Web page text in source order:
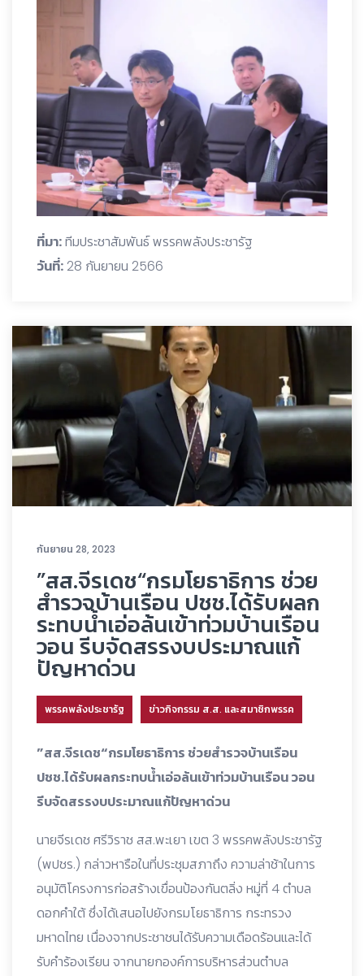
ที่มา:ทีมประชาสัมพันธ์ พรรคพลังประชารัฐ
วันที่: 28 กันยายน 2566
กันยายน 28, 2023
”สส.จีรเดช“กรมโยธาธิการ ช่วย
สำรวจบ้านเรือน ปชช.ได้รับผลก
ระทบน้ำเอ่อล้นเข้าท่วมบ้านเรือน
วอน รีบจัดสรรงบประมาณแก้
ปัญหาด่วน
พรรคพลังประชารัฐ ข่าวกิจกรรม ส.ส. และสมาชิกพรรค
”สส.จีรเดช“กรมโยธาธิการ ช่วยสำรวจบ้านเรือน
ปชช.ได้รับผลกระทบน้ำเอ่อล้นเข้าท่วมบ้านเรือน วอน
รีบจัดสรรงบประมาณแก้ปัญหาด่วน
นายจีรเดช ศรีวิราช สส.พะเยา เขต 3 พรรคพลังประชารัฐ
(พปชร.) กล่าวหารือในที่ประชุมสภาถึง ความล่าช้าในการ
อนุมัติโครงการก่อสร้างเขื่อนป้องกันตลิ่ง หมู่ที่ 4 ตำบล
ดอกคำใต้ ซึ่งได้เสนอไปยังกรมโยธาธิการ กระทรวง
มหาดไทย เนื่องจากประชาชนได้รับความเดือดร้อนและได้
รับคำร้องเรียน จากนายกองค์การบริหารส่วนตำบล